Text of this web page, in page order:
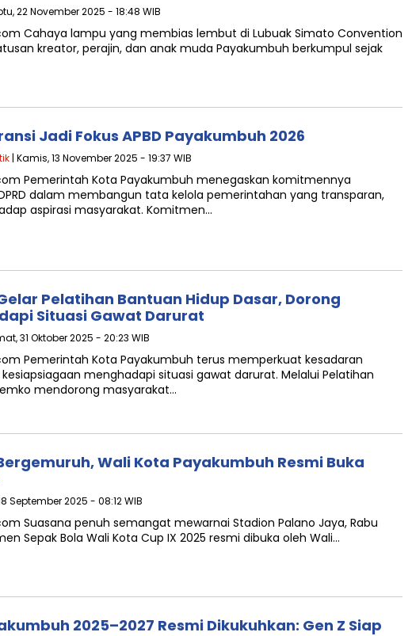
22 November 2025 - 18:48 WIB
Cahaya lampu yang membias lembut di Lubuak Simato Convention
kreator, perajin, dan anak muda Payakumbuh berkumpul sejak
Jadi Fokus APBD Payakumbuh 2026
| Kamis, 13 November 2025 - 19:37 WIB
Pemerintah Kota Payakumbuh menegaskan komitmennya
dalam membangun tata kelola pemerintahan yang transparan,
aspirasi masyarakat. Komitmen…
Pelatihan Bantuan Hidup Dasar, Dorong
Situasi Gawat Darurat
31 Oktober 2025 - 20:23 WIB
Pemerintah Kota Payakumbuh terus memperkuat kesadaran
menghadapi situasi gawat darurat. Melalui Pelatihan
mendorong masyarakat…
Wali Kota Payakumbuh Resmi Buka
September 2025 - 08:12 WIB
Suasana penuh semangat mewarnai Stadion Palano Jaya, Rabu
Sepak Bola Wali Kota Cup IX 2025 resmi dibuka oleh Wali…
2025–2027 Resmi Dikukuhkan: Gen Z Siap